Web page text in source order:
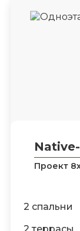
Проект
2 спальни